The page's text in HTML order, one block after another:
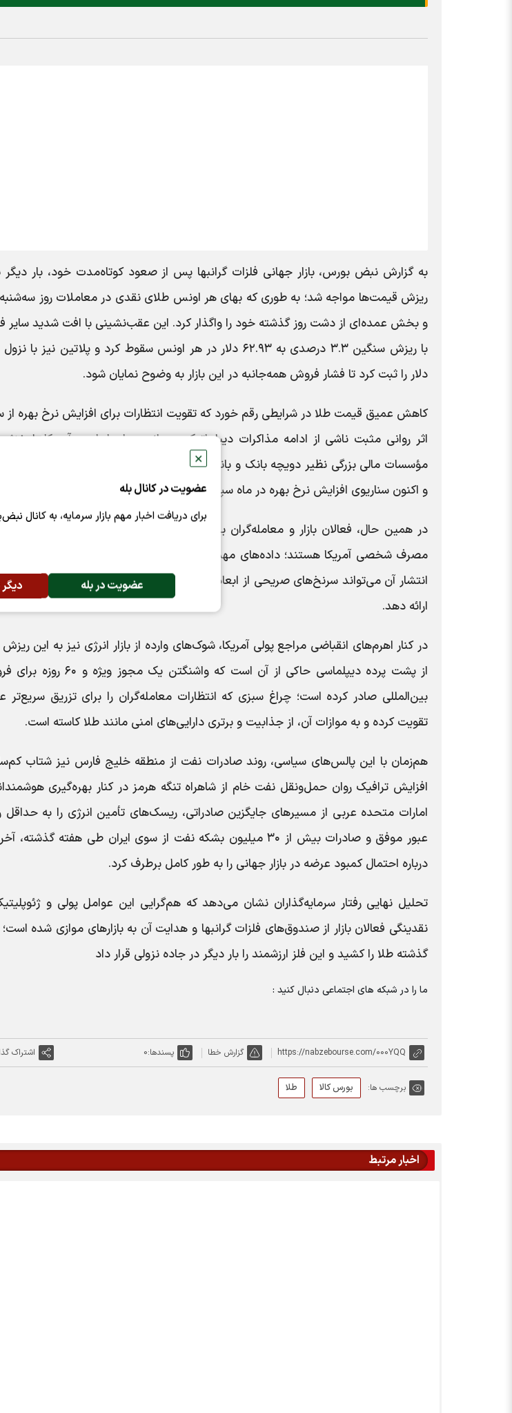
✕
عضویت در کانال بله
برای دریافت اخبار مهم بازار سرمایه، به کانال
عضویت در بله
به گزارش نبض بورس، بازار جهانی فلزات گرانبها پس از صعود کوتاه‌مدت خود، بار
و بخش عمده‌‌ای از دشت روز گذشته خود را واگذار کرد. این عقب‌نشینی با افت شدید سایر
دلار را ثبت کرد تا فشار فروش همه‌جانبه در این بازار به وضوح نمایان شود.
کاهش عمیق قیمت طلا در شرایطی رقم خورد که تقویت انتظارات برای افزایش نرخ بهره از
اثر روانی مثبت ناشی از ادامه مذاکرات دیپلماتیک دوجانبه میان ایران و آمریکا را
مؤسسات مالی بزرگی نظیر دویچه بانک و بانک آمریکا گلوبال ریسرچ به سرعت
و اکنون سناریوی افزایش نرخ بهره در ماه سپتامبر را به عنوان گزینه محتمل در تحلیل‌های
در همین حال، فعالان بازار و معامله‌گران بین‌المللی با حساسیت بالایی چشم‌انتظار
مصرف شخصی آمریکا هستند؛ داده‌های مهمی که دماسنج اصلی فدرال رزرو برای سنجش
انتشار آن می‌تواند سرنخ‌های صریحی از ابعاد فشارهای تورمی و دست‌اندازهای مسیر
ارائه دهد.
در کنار اهرم‌های انقباضی مراجع پولی آمریکا، شوک‌های وارده از بازار انرژی نیز به این
از پشت پرده دیپلماسی حاکی از آن
بین‌المللی صادر کرده است؛ چراغ سبزی که انتظارات معامله‌گران را برای تزریق
تقویت کرده و به موازات آن، از جذابیت و برتری دارایی‌های امنی مانند طلا کاسته است.
هم‌زمان با این پالس‌های سیاسی، روند صادرات نفت از منطقه خلیج فارس نیز شتاب
افزایش ترافیک روان حمل‌ونقل نفت خام از شاهراه تنگه هرمز در کنار بهره‌گیری
امارات متحده عربی از مسیرهای جایگزین صادراتی، ریسک‌های تأمین انرژی را به
عبور موفق و صادرات بیش از ۳۰ میلیون بشکه نفت از سوی ایران طی هفته
درباره احتمال کمبود عرضه در بازار جهانی را به طور کامل برطرف کرد.
تحلیل نهایی رفتار سرمایه‌گذاران نشان می‌دهد که هم‌گرایی این عوامل پولی و
نقدینگی فعالان بازار از صندوق‌های فلزات گرانبها و هدایت آن به بازارهای موازی شده
گذشته طلا را کشید و این فلز ارزشمند را بار دیگر در جاده نزولی قرار داد
ما را در شبکه های اجتماعی دنبال کنید :
https://nabzebourse.com/000YQQ گزارش خطا پسندها:0 اشتراک
برچسب ها: بورس کالا طلا
اخبار مرتبط